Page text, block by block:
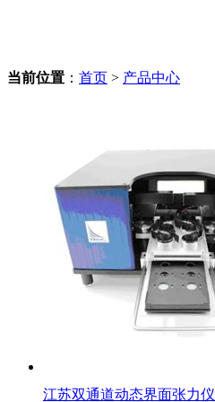
当前位置 ： 首页 > 产品中心
江苏双通道动态界面张力仪